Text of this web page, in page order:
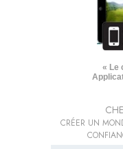
« Le
CRÉER UN